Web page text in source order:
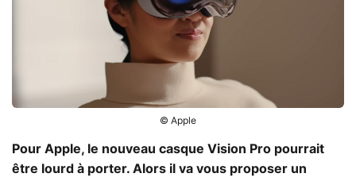
© Apple
Pour Apple, le nouveau casque Vision Pro pourrait
être lourd à porter. Alors il va vous proposer un